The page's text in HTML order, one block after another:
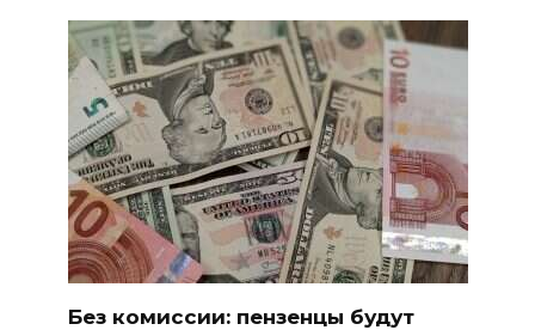
Без комиссии: пензенцы будут